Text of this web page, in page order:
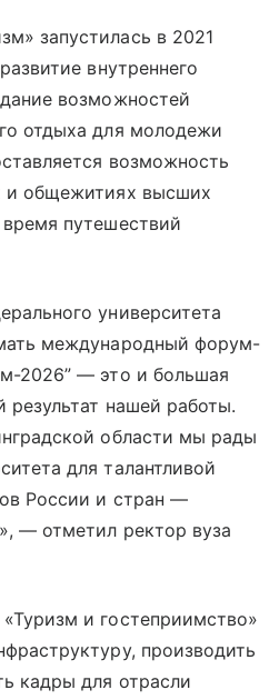
запустилась в 2021
внутреннего
возможностей
отдыха для молодежи
возможность
и общежитиях высших
путешествий
университета
международный форум-
2026” — это и большая
результат нашей работы.
области мы рады
для талантливой
России и стран —
— отметил ректор вуза
и гостеприимство»
производить
кадры для отрасли